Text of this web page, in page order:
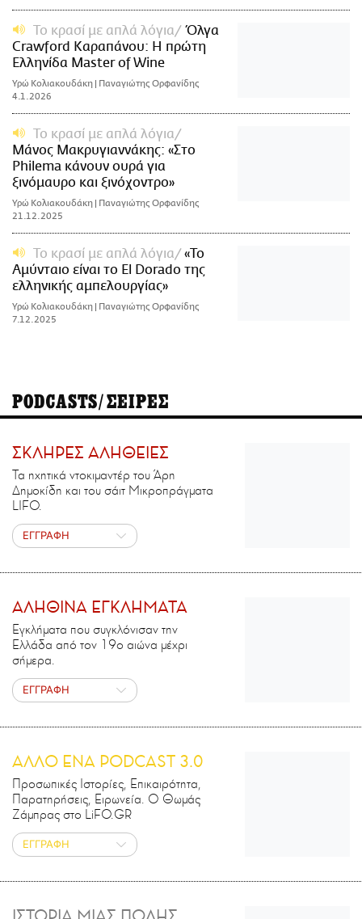
Το κρασί με απλά λόγια
Όλγα
Crawford Καραπάνου: Η πρώτη
Ελληνίδα Master of Wine
Υρώ Κολιακουδάκη | Παναγιώτης Ορφανίδης
4.1.2026
Το κρασί με απλά λόγια
Μάνος Μακρυγιαννάκης: «Στο
Philema κάνουν ουρά για
ξινόμαυρο και ξινόχοντρο»
Υρώ Κολιακουδάκη | Παναγιώτης Ορφανίδης
21.12.2025
Το κρασί με απλά λόγια
«Το
Αμύνταιο είναι το El Dorado της
ελληνικής αμπελουργίας»
Υρώ Κολιακουδάκη | Παναγιώτης Ορφανίδης
7.12.2025
PODCASTS/ΣΕΙΡΕΣ
ΣΚΛΗΡΕΣ ΑΛΗΘΕΙΕΣ
Τα ηχητικά ντοκιμαντέρ του Άρη
Δημοκίδη και του σάιτ Μικροπράγματα
LIFO.
ΕΓΓΡΑΦΗ
ΑΛΗΘΙΝΑ ΕΓΚΛΗΜΑΤΑ
Εγκλήματα που συγκλόνισαν την
Ελλάδα από τον 19ο αιώνα μέχρι
σήμερα.
ΕΓΓΡΑΦΗ
ΑΛΛΟ ΕΝΑ PODCAST 3.0
Προσωπικές Ιστορίες, Επικαιρότητα,
Παρατηρήσεις, Ειρωνεία. Ο Θωμάς
Ζάμπρας στο LiFO.GR
ΕΓΓΡΑΦΗ